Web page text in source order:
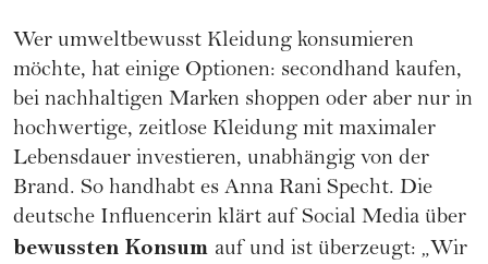
Wer umweltbewusst Kleidung konsumieren
möchte, hat einige Optionen: secondhand kaufen,
bei nachhaltigen Marken shoppen oder aber nur in
hochwertige, zeitlose Kleidung mit maximaler
Lebensdauer investieren, unabhängig von der
Brand. So handhabt es Anna Rani Specht. Die
deutsche Influencerin klärt auf Social Media über
bewussten Konsum auf und ist überzeugt: „Wir